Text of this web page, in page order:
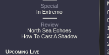
Special
In Extremo
Review
North Sea Echoes
How To Cast A Shadow
Upcoming Live